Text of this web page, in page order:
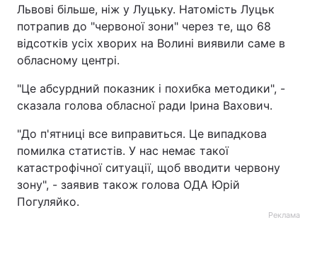
Львові більше, ніж у Луцьку. Натомість Луцьк
потрапив до "червоної зони" через те, що 68
відсотків усіх хворих на Волині виявили саме в
обласному центрі.
"Це абсурдний показник і похибка методики", -
сказала голова обласної ради Ірина Вахович.
"До п'ятниці все виправиться. Це випадкова
помилка статистів. У нас немає такої
катастрофічної ситуації, щоб вводити червону
зону", - заявив також голова ОДА Юрій
Погуляйко.
Реклама